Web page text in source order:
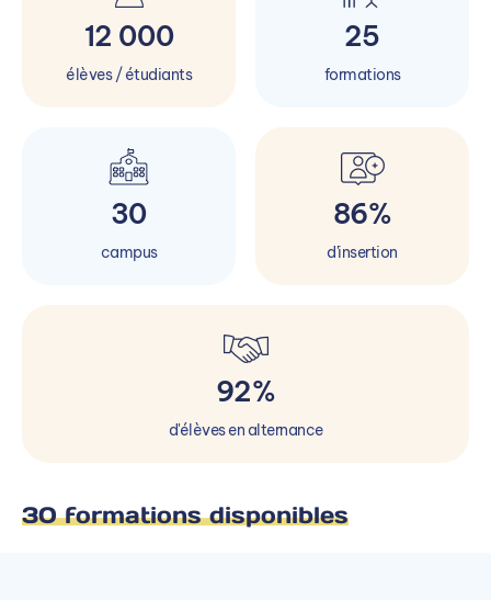
12 000
élèves / étudiants
25
formations
30
campus
86%
d'insertion
92%
d'élèves en alternance
30 formations disponibles